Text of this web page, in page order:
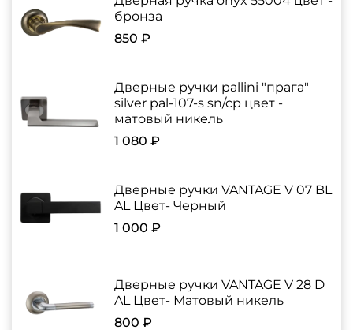
бронза
850 ₽
Дверные ручки pallini "прага"
silver pal-107-s sn/cp цвет -
матовый никель
1 080 ₽
Дверные ручки VANTAGE V 07 BL
AL Цвет- Черный
1 000 ₽
Дверные ручки VANTAGE V 28 D
AL Цвет- Матовый никель
800 ₽